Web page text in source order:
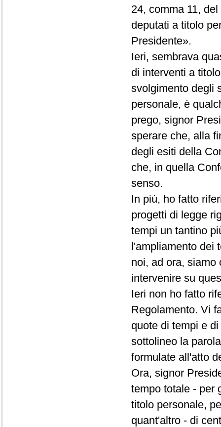
24, comma 11,
deputati a titolo
Presidente».
Ieri, sembrava
di interventi a
svolgimento degli
personale, è
prego, signor
sperare che, alla
degli esiti della
che, in quella
senso.
In più, ho fatto
progetti di legge
tempi un tantino
l'ampliamento dei
noi, ad ora, siamo
intervenire su
Ieri non ho fatto
Regolamento. Vi
quote di tempi e
sottolineo la
formulate all'atto
Ora, signor
tempo totale - per
titolo personale,
quant'altro - di